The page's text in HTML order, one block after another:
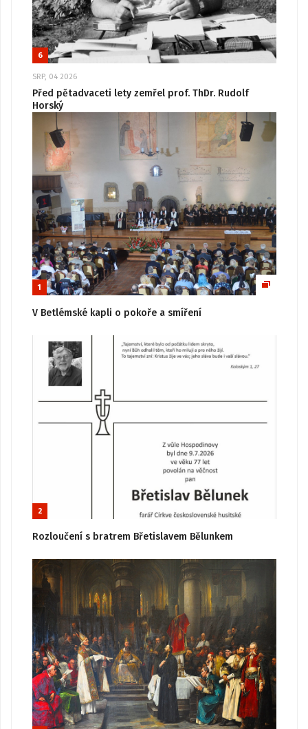
6
SRP, 04 2026
Před pětadvaceti lety zemřel prof. ThDr. Rudolf
Horský
1
V Betlémské kapli o pokoře a smíření
2
Rozloučení s bratrem Břetislavem Bělunkem